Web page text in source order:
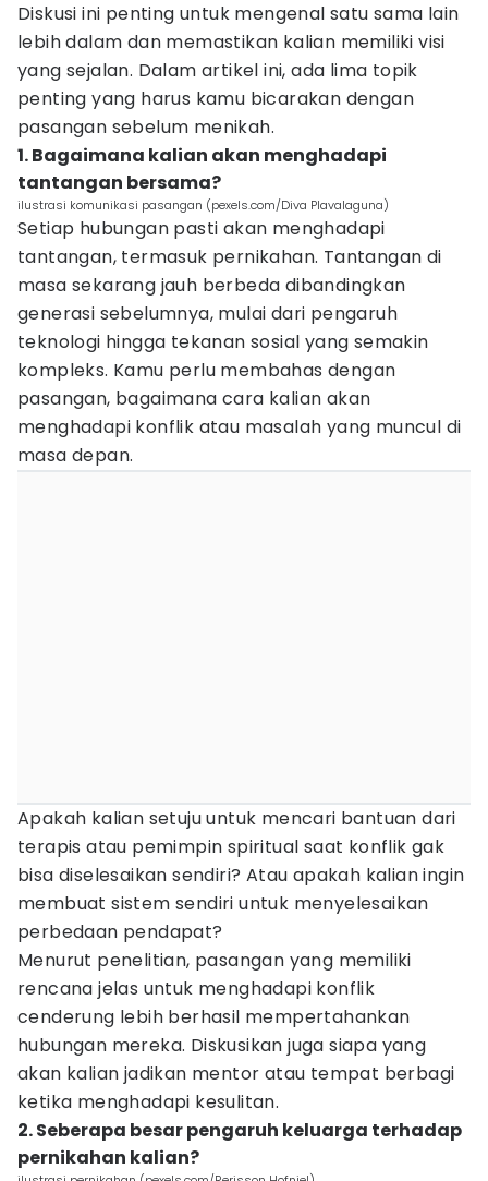
Diskusi ini penting untuk mengenal satu sama lain
lebih dalam dan memastikan kalian memiliki visi
yang sejalan. Dalam artikel ini, ada lima topik
penting yang harus kamu bicarakan dengan
pasangan sebelum menikah.
1. Bagaimana kalian akan menghadapi
tantangan bersama?
ilustrasi komunikasi pasangan (pexels.com/Diva Plavalaguna)
Setiap hubungan pasti akan menghadapi
tantangan, termasuk pernikahan. Tantangan di
masa sekarang jauh berbeda dibandingkan
generasi sebelumnya, mulai dari pengaruh
teknologi hingga tekanan sosial yang semakin
kompleks. Kamu perlu membahas dengan
pasangan, bagaimana cara kalian akan
menghadapi konflik atau masalah yang muncul di
masa depan.
Apakah kalian setuju untuk mencari bantuan dari
terapis atau pemimpin spiritual saat konflik gak
bisa diselesaikan sendiri? Atau apakah kalian ingin
membuat sistem sendiri untuk menyelesaikan
perbedaan pendapat?
Menurut penelitian, pasangan yang memiliki
rencana jelas untuk menghadapi konflik
cenderung lebih berhasil mempertahankan
hubungan mereka. Diskusikan juga siapa yang
akan kalian jadikan mentor atau tempat berbagi
ketika menghadapi kesulitan.
2. Seberapa besar pengaruh keluarga terhadap
pernikahan kalian?